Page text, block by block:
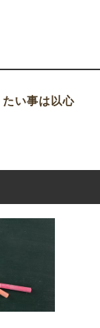
たい事は以心